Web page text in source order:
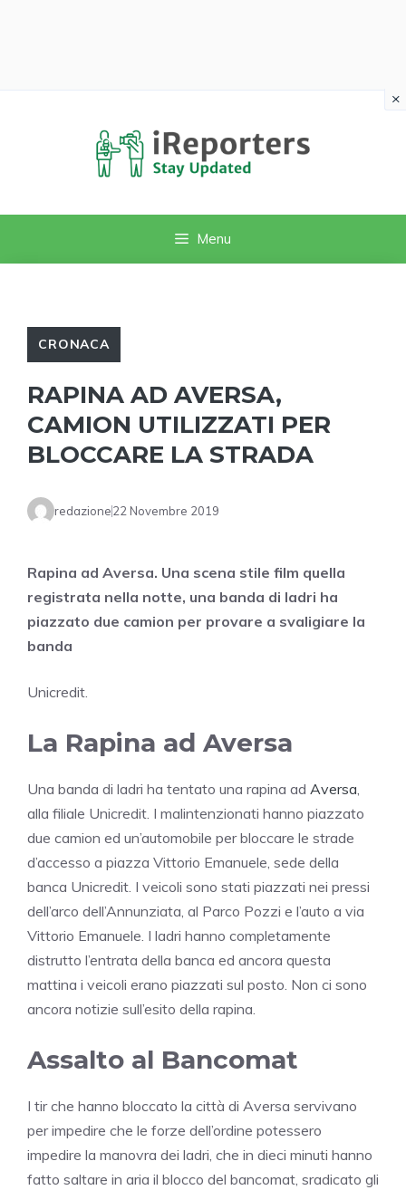
Menu
CRONACA
RAPINA AD AVERSA,
CAMION UTILIZZATI PER
BLOCCARE LA STRADA
redazione22 Novembre 2019
Rapina ad Aversa. Una scena stile film quella
registrata nella notte, una banda di ladri ha
piazzato due camion per provare a svaligiare la
banda
Unicredit.
La Rapina ad Aversa
Una banda di ladri ha tentato una rapina ad Aversa,
alla filiale Unicredit. I malintenzionati hanno piazzato
due camion ed un’automobile per bloccare le strade
d’accesso a piazza Vittorio Emanuele, sede della
banca Unicredit. I veicoli sono stati piazzati nei pressi
dell’arco dell’Annunziata, al Parco Pozzi e l’auto a via
Vittorio Emanuele. I ladri hanno completamente
distrutto l’entrata della banca ed ancora questa
mattina i veicoli erano piazzati sul posto. Non ci sono
ancora notizie sull’esito della rapina.
Assalto al Bancomat
I tir che hanno bloccato la città di Aversa servivano
per impedire che le forze dell’ordine potessero
impedire la manovra dei ladri, che in dieci minuti hanno
fatto saltare in aria il blocco del bancomat, sradicato gli
×